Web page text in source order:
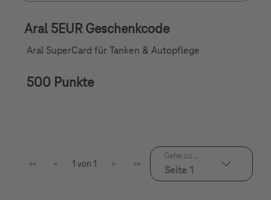
Aral 5EUR Geschenkcode
Aral SuperCard für Tanken & Autopflege
500 Punkte
1 von 1
Seite 1
Gehe zu ...